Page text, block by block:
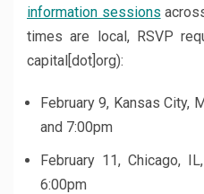
information sessions
times are local, RSVP
capital[dot]org):
February 9, Kansas City,
and 7:00pm
February 11, Chicago,
6:00pm